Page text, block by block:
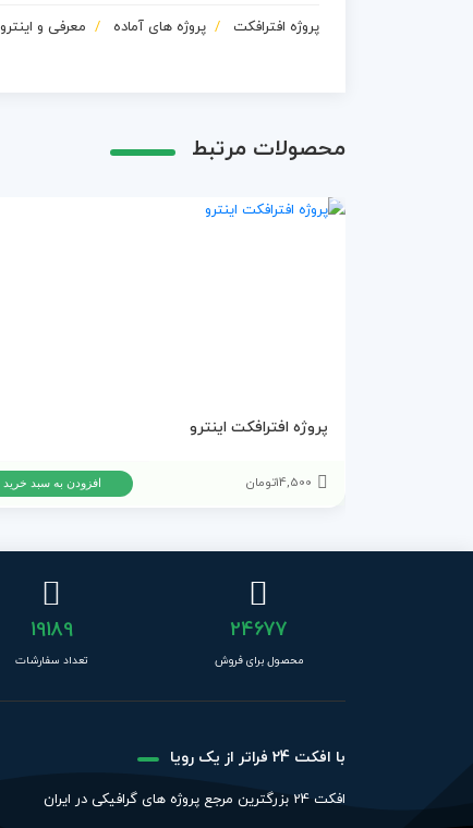
پروژه افترافکت پروژه های آماده معرفی و اینترو
محصولات مرتبط
پروژه افترافکت اینترو
14,500تومان افزودن به سبد خرید
24677
محصول برای فروش
19189
تعداد سفارشات
با افکت 24 فراتر از یک رویا
افکت 24 بزرگترین مرجع پروژه های گرافیکی در ایران